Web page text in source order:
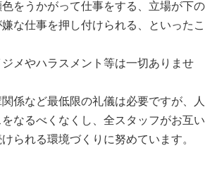
をうかがって仕事をする、立場が下の
な仕事を押し付けられる、といったこ
メやハラスメント等は一切ありませ
係など最低限の礼儀は必要ですが、人
なるべくなくし、全スタッフがお互い
られる環境づくりに努めています。